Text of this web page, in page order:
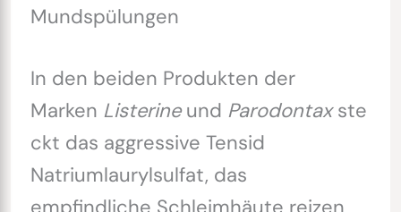
Mundspülungen
In den beiden Produkten der
Marken Listerineund Parodontaxste
ckt das aggressive Tensid
Natriumlaurylsulfat, das